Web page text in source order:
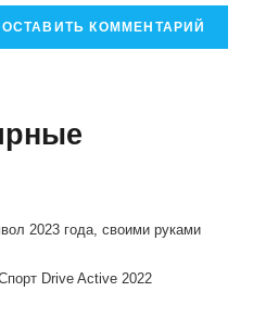
2023 года, своими руками
Drive Active 2022